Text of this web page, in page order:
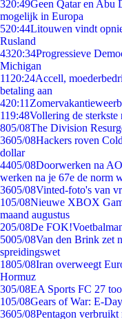
320:49Geen Qatar en Abu
mogelijk in Europa
520:44Litouwen vindt
Rusland
4320:34Progressieve
Michigan
11 20:24Accell,
betaling aan
420:11
119:48Vollering de sterkste
805/08The Division
3605/08Hackers roven
dollar
4405/08Doorwerken na
werken na je 67e de norm
3605/08Vinted-foto's van
105/08Nieuwe XBOX
maand augustus
205/08De
5005/08Van den Brink zet
spreidingswet
1805/08Iran overweegt
Hormuz
305/08EA Sports FC 27
105/08Gears of War: E-
3605/08Pentagon verbruikt